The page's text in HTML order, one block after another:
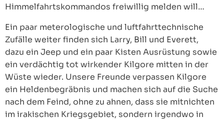
Himmelfahrtskommandos freiwillig melden will…
Ein paar meterologische und luftfahrttechnische
Zufälle weiter finden sich Larry, Bill und Everett,
dazu ein Jeep und ein paar Kisten Ausrüstung sowie
ein verdächtig tot wirkender Kilgore mitten in der
Wüste wieder. Unsere Freunde verpassen Kilgore
ein Heldenbegräbnis und machen sich auf die Suche
nach dem Feind, ohne zu ahnen, dass sie mitnichten
im irakischen Kriegsgebiet, sondern irgendwo in